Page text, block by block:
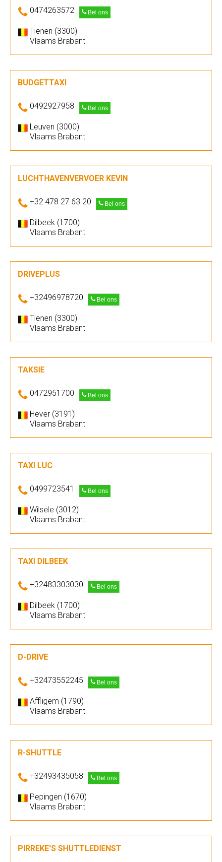
0474263572 Bel ons
Tienen (3300)
Vlaams Brabant
BUDGETTAXI
0492927958 Bel ons
Leuven (3000)
Vlaams Brabant
LUCHTHAVENVERVOER KEVIN
+32 478 27 63 20 Bel ons
Dilbeek (1700)
Vlaams Brabant
DRIVEPLUS
+32496978720 Bel ons
Tienen (3300)
Vlaams Brabant
TAKSIE
0472951700 Bel ons
Hever (3191)
Vlaams Brabant
TAXI LUC
0499723541 Bel ons
Wilsele (3012)
Vlaams Brabant
TAXI DILBEEK
+32483303030 Bel ons
Dilbeek (1700)
Vlaams Brabant
D-DRIVE
+32473552245 Bel ons
Affligem (1790)
Vlaams Brabant
R-SHUTTLE
+32493435058 Bel ons
Pepingen (1670)
Vlaams Brabant
PIRREKE'S SHUTTLEDIENST